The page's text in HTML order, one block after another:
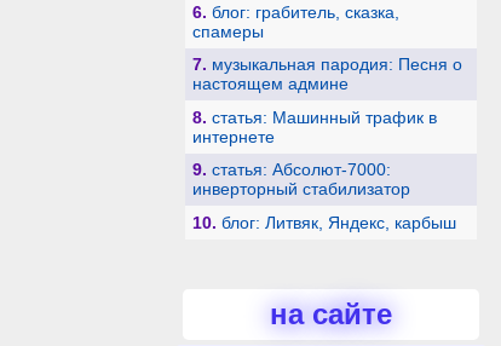
6. блог: грабитель, сказка,
спамеры
7. музыкальная пародия: Песня о
настоящем админе
8. статья: Машинный трафик в
интернете
9. статья: Абсолют-7000:
инверторный стабилизатор
10. блог: Литвяк, Яндекс, карбыш
на сайте